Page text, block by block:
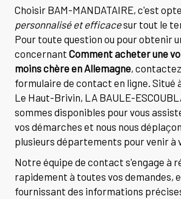
Choisir BAM-MANDATAIRE, c'est
personnalisé et efficacesur tout le
Pour toute question ou pour obtenir
concernant Comment acheter une
moins chère en Allemagne,
formulaire de contact en ligne. Situé
Le Haut-Brivin, LA BAULE-
sommes disponibles pour vous
vos démarches et nous nous
plusieurs départements pour venir
Notre équipe de contact s'engage à
rapidement à toutes vos demandes,
fournissant des informations